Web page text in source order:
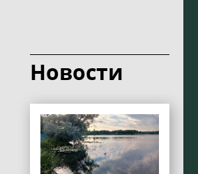
Новости